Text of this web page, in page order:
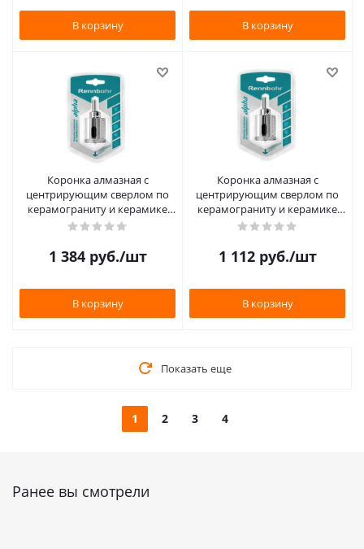
В корзину В корзину
Коронка алмазная с
центрирующим сверлом по
керамограниту и керамике
55мм "Rennbohr"
1 384руб./шт
В корзину
Коронка алмазная с
центрирующим сверлом по
керамограниту и керамике
50мм "Rennbohr"
1 112руб./шт
В корзину
Показать еще
1 2 3 4
Ранее вы смотрели